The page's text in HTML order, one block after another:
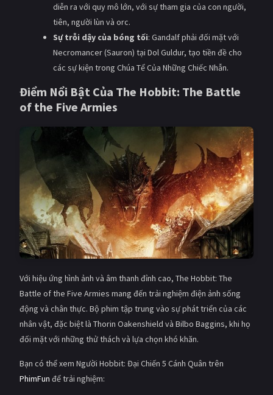
diễn ra với quy mô lớn, với sự tham gia của con người,
tiên, người lùn và orc.
Sự trỗi dậy của bóng tối: Gandalf phải đối mặt với
Necromancer (Sauron) tại Dol Guldur, tạo tiền đề cho
các sự kiện trong Chúa Tể Của Những Chiếc Nhẫn.
Điểm Nổi Bật Của The Hobbit: The Battle
of the Five Armies
Với hiệu ứng hình ảnh và âm thanh đỉnh cao, The Hobbit: The
Battle of the Five Armies mang đến trải nghiệm điện ảnh sống
động và chân thực. Bộ phim tập trung vào sự phát triển của các
nhân vật, đặc biệt là Thorin Oakenshield và Bilbo Baggins, khi họ
đối mặt với những thử thách và lựa chọn khó khăn.
Bạn có thể xem Người Hobbit: Đại Chiến 5 Cánh Quân trên
PhimFun để trải nghiệm: